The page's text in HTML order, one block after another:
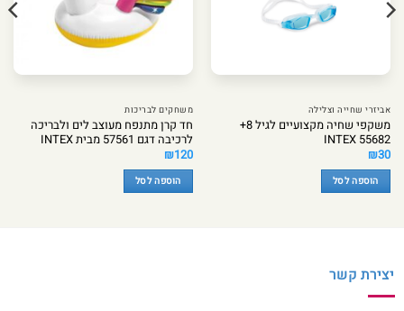
אביזרי שחייה וצלילה
משקפי שחיה מקצועיים לגיל 8+
INTEX 55682
₪30
הוספה לסל
משחקים לבריכות
חד קרן מתנפח מעוצב לים ולבריכה
לרכיבה דגם 57561 מבית INTEX
₪120
הוספה לסל
יצירת קשר